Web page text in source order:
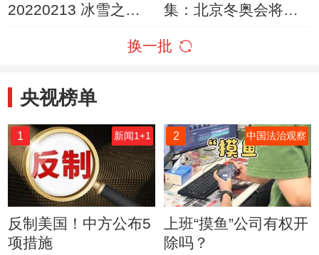
20220213 冰雪之梦
集：北京冬奥会将医
合
换一批
央视榜单
1 新闻1+1
反制美国！中方公布5
项措施
2 中国法治观察
上班“摸鱼”公司有权开
除吗？